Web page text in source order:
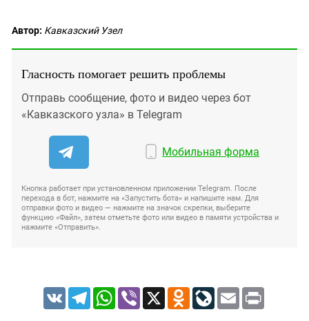
Автор: Кавказский Узел
Гласность помогает решить проблемы
Отправь сообщение, фото и видео через бот
«Кавказского узла» в Telegram
Мобильная форма
Кнопка работает при установленном приложении Telegram. После
перехода в бот, нажмите на «Запустить бота» и напишите нам. Для
отправки фото и видео — нажмите на значок скрепки, выберите
функцию «Файл», затем отметьте фото или видео в памяти устройства и
нажмите «Отправить».
VK TelegramWhatsApp
Viber X Odnoklassniki
LiveJournal
Email Print